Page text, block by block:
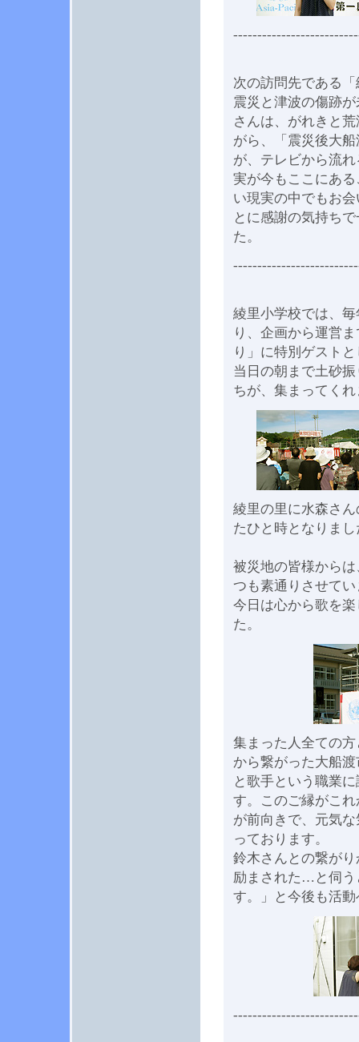
次の訪問先である
震災と津波の傷跡
さんは、がれきと
がら、「震災後大
が、テレビから流
実が今もここにあ
い現実の中でもお
とに感謝の気持ち
た。
綾里小学校では、
り、企画から運営
り」に特別ゲスト
当日の朝まで土砂
ちが、集まってく
綾里の里に水森さ
たひと時となりまし
被災地の皆様から
つも素通りさせて
今日は心から歌を
た。
集まった人全ての
から繋がった大船
と歌手という職業
す。このご縁がこ
が前向きで、元気
っております。
鈴木さんとの繋が
励まされた…と伺う
す。」と今後も活